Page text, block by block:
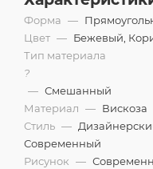
Форма —
Цвет — Бежевый,
Тип материала
?
— Смешанный
Материал — Вискоза
Стиль —
Современный
Рисунок —